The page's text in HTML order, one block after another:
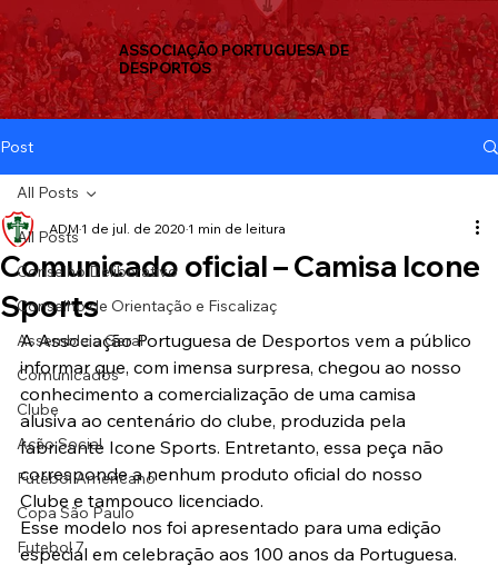
ASSOCIAÇÃO PORTUGUESA DE
DESPORTOS
Post
All Posts
Conselho Deliberativo
Conselho de Orientação e Fiscalizaç
Assembleia Geral
Comunicados
Clube
Ação Social
Futebol Americano
Copa São Paulo
Futebol 7
All Posts
Comunicado oficial – Camisa Icone
Sports
ADM 1 de jul. de 2020 1 min de leitura
A Associação Portuguesa de Desportos vem a público
informar que, com imensa surpresa, chegou ao nosso
conhecimento a comercialização de uma camisa
alusiva ao centenário do clube, produzida pela
fabricante Icone Sports. Entretanto, essa peça não
corresponde a nenhum produto oficial do nosso
Clube e tampouco licenciado.
Esse modelo nos foi apresentado para uma edição
especial em celebração aos 100 anos da Portuguesa.